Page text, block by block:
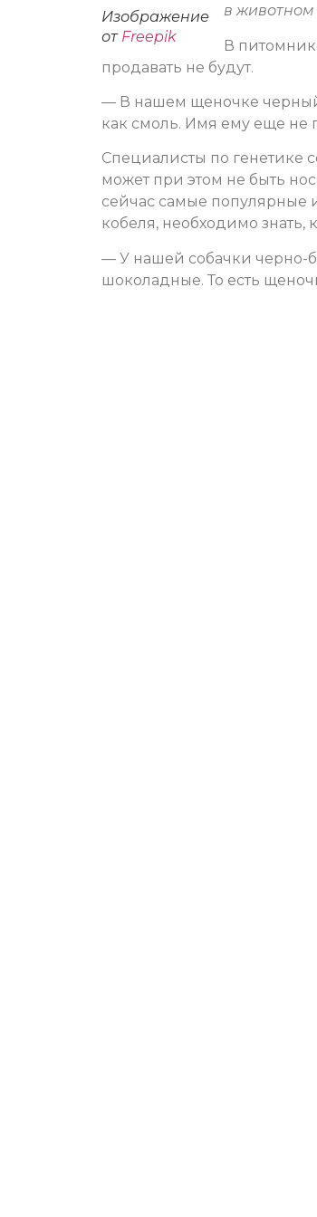
Изображение
от Freepik
в
В
продавать не будут.
— В нашем щеночке
как смоль. Имя ему еще не
Специалисты по генетике
может при этом не быть
сейчас самые популярные
кобеля, необходимо знать,
— У нашей собачки черно-
шоколадные. То есть